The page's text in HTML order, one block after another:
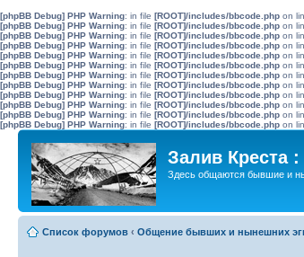
[phpBB Debug] PHP Warning: in file [ROOT]/includes/bbcode.php on
[phpBB Debug] PHP Warning: in file [ROOT]/includes/bbcode.php on
[phpBB Debug] PHP Warning: in file [ROOT]/includes/bbcode.php on
[phpBB Debug] PHP Warning: in file [ROOT]/includes/bbcode.php on
[phpBB Debug] PHP Warning: in file [ROOT]/includes/bbcode.php on
[phpBB Debug] PHP Warning: in file [ROOT]/includes/bbcode.php on
[phpBB Debug] PHP Warning: in file [ROOT]/includes/bbcode.php on
[phpBB Debug] PHP Warning: in file [ROOT]/includes/bbcode.php on
[phpBB Debug] PHP Warning: in file [ROOT]/includes/bbcode.php on
[phpBB Debug] PHP Warning: in file [ROOT]/includes/bbcode.php on
[phpBB Debug] PHP Warning: in file [ROOT]/includes/bbcode.php on
[phpBB Debug] PHP Warning: in file [ROOT]/includes/bbcode.php on
Залив Креста :
Здесь общаются бывшие и
Список форумов ‹ Общение бывших и нынешних